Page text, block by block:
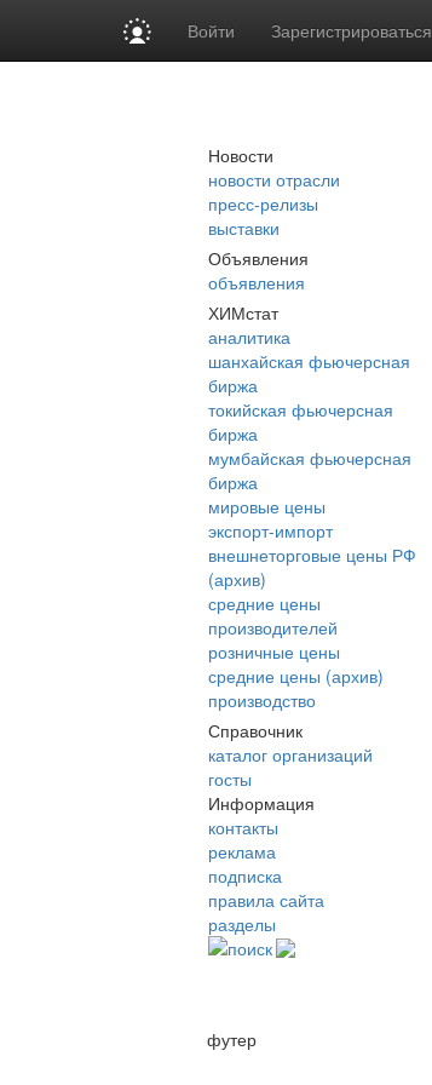
Войти Зарегистрироваться
Новости
новости отрасли
пресс-релизы
выставки
Объявления
объявления
ХИМстат
аналитика
шанхайская фьючерсная
биржа
токийская фьючерсная
биржа
мумбайская фьючерсная
биржа
мировые цены
экспорт-импорт
внешнеторговые цены РФ
(архив)
средние цены
производителей
розничные цены
средние цены (архив)
производство
Справочник
каталог организаций
госты
Информация
контакты
реклама
подписка
правила сайта
разделы
поиск
футер